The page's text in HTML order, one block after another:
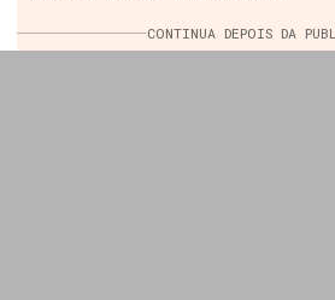
CONTINUA DEPOIS DA